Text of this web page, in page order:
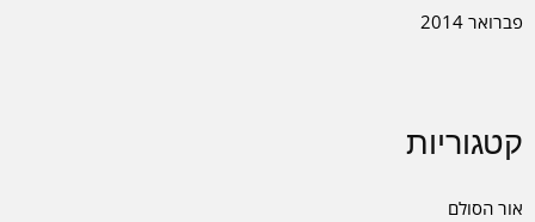
פברואר 2014
קטגוריות
אור הסולם